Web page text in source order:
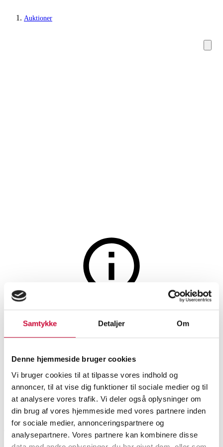
Samtykke Detaljer Om
Denne hjemmeside bruger cookies
Vi bruger cookies til at tilpasse vores indhold og
annoncer, til at vise dig funktioner til sociale medier og til
at analysere vores trafik. Vi deler også oplysninger om
din brug af vores hjemmeside med vores partnere inden
for sociale medier, annonceringspartnere og
analysepartnere. Vores partnere kan kombinere disse
Auktioner
Ringe
Jan Jørgensen solitairering
kt. guld, str. 61
SHOWROOM
Aarhus
VURDERING
DKK 2.400
VARENUMMER
6372495
Momsvare